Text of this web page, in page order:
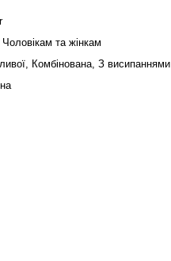
та жінкам
Комбінована, З висипаннями